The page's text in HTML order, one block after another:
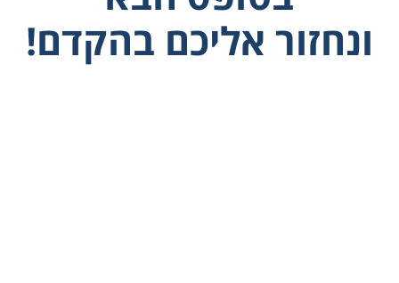
ונחזור אליכם בהקדם!